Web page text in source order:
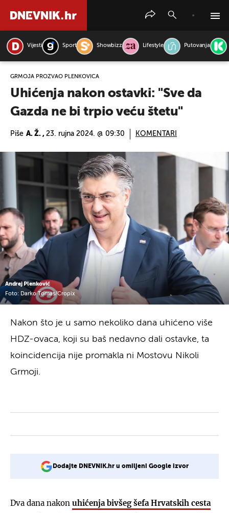
Vijesti Sport Showbizz Lifestyle Putovanja
GRMOJA PROZVAO PLENKOVIĆA
Uhićenja nakon ostavki: "Sve da
Gazda ne bi trpio veću štetu"
Piše A. Ž. , 23. rujna 2024. @ 09:30 KOMENTARI
Andrej Plenković
Foto: Darko Tomas/Cropix
Nakon što je u samo nekoliko dana uhićeno više
HDZ-ovaca, koji su baš nedavno dali ostavke, ta
koincidencija nije promakla ni Mostovu Nikoli
Grmoji.
Dodajte DNEVNIK.hr u omiljeni Google izvor
Dva dana nakon uhićenja bivšeg šefa Hrvatskih cesta
PRETRAŽITE VIJESTI